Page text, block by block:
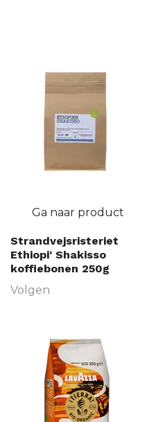
Ga naar product
Strandvejsristeriet
Ethiopi‘ Shakisso
koffiebonen 250g
Volgen